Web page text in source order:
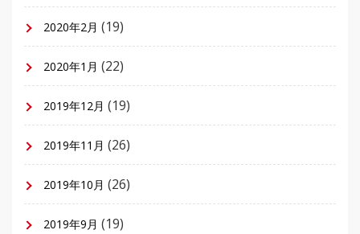
2020年2月 (19)
2020年1月 (22)
2019年12月 (19)
2019年11月 (26)
2019年10月 (26)
2019年9月 (19)